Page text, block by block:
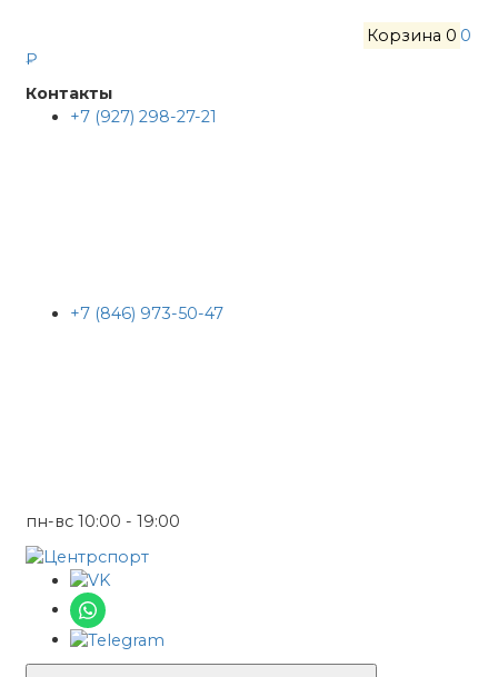
Корзина 0 0
₽
Контакты
+7 (927) 298-27-21
+7 (846) 973-50-47
пн-вс 10:00 - 19:00